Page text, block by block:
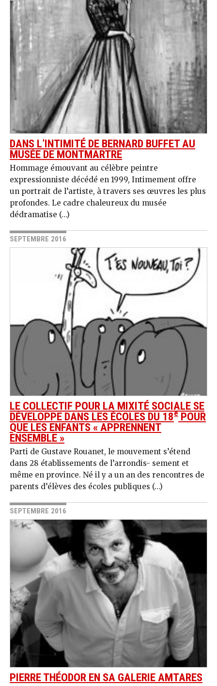
DANS L’INTIMITÉ DE BERNARD BUFFET AU
MUSÉE DE MONTMARTRE
Hommage émouvant au célèbre peintre
expressionniste décédé en 1999, Intimement offre
un portrait de l’artiste, à travers ses œuvres les plus
profondes. Le cadre chaleureux du musée
dédramatise (…)
SEPTEMBRE 2016
LE COLLECTIF POUR LA MIXITÉ SOCIALE SE
DÉVELOPPE DANS LES ÉCOLES DU 18e POUR
QUE LES ENFANTS « APPRENNENT
ENSEMBLE »
Parti de Gustave Rouanet, le mouvement s’étend
dans 28 établissements de l’arrondis- sement et
même en province. Né il y a un an des rencontres de
parents d’élèves des écoles publiques (…)
SEPTEMBRE 2016
PIERRE THÉODOR EN SA GALERIE AMTARES